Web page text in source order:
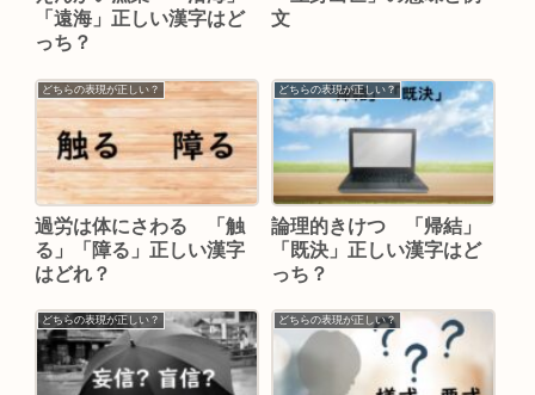
「遠海」正しい漢字はど
っち？
文
どちらの表現が正しい？
過労は体にさわる 「触
る」「障る」正しい漢字
はどれ？
どちらの表現が正しい？
論理的きけつ 「帰結」
「既決」正しい漢字はど
っち？
どちらの表現が正しい？ どちらの表現が正しい？